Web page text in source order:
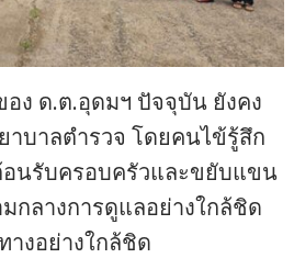
ง ด.ต.อุดมฯ ปัจจุบัน ยังคง
บาลตำรวจ โดยคนไข้รู้สึก
นรับครอบครัวและขยับแขน
กลางการดูแลอย่างใกล้ชิด
งอย่างใกล้ชิด